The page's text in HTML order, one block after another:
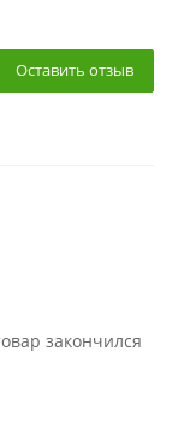
Оставить отзыв
Товар закончился